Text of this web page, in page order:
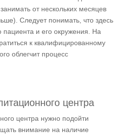
от нескольких месяцев
Следует понимать, что здесь
пациента и его окружения. На
к квалифицированному
облегчит процесс
центра
центра нужно подойти
внимание на наличие